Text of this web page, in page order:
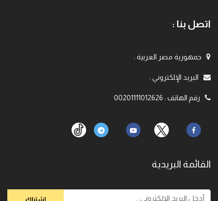
اتصل بنا :
جمهورية مصر العربية :
البريد الإلكتروني :
رقم الهاتف :
00201111012626
القائمة البريدية